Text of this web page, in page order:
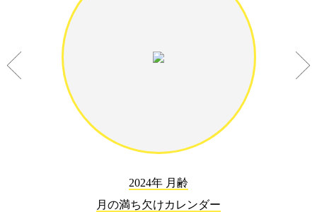
2024年 月齢
月の満ち欠けカレンダー